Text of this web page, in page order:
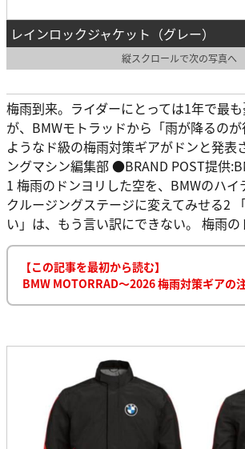
レインロックジャケット（グレー）
縦スクロールで次の写真へ
梅雨到来。ライダーにとっては1年で最
が、BMWモトラッドから「雨が降るのが
ようなド級の梅雨対策ギアがドンと発
ングマシン編集部 ●BRAND POST提供
1 梅雨のドンヨリした空を、BMWのハ
クルージングステージに変えてみせる2
い」は、もう言い訳にできない。 梅雨
【この記事を最初から読む】
BMW MOTORRAD〜2026 梅雨対策ギアの